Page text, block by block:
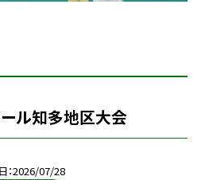
ル知多地区大会
2026/07/28